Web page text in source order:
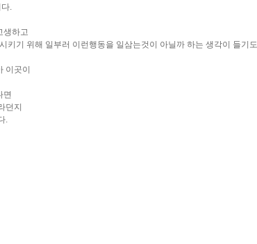
.
생하고
기 위해 일부러 이런행동을 일삼는것이 아닐까 하는 생각이 들기도
이곳이
면
던지
.